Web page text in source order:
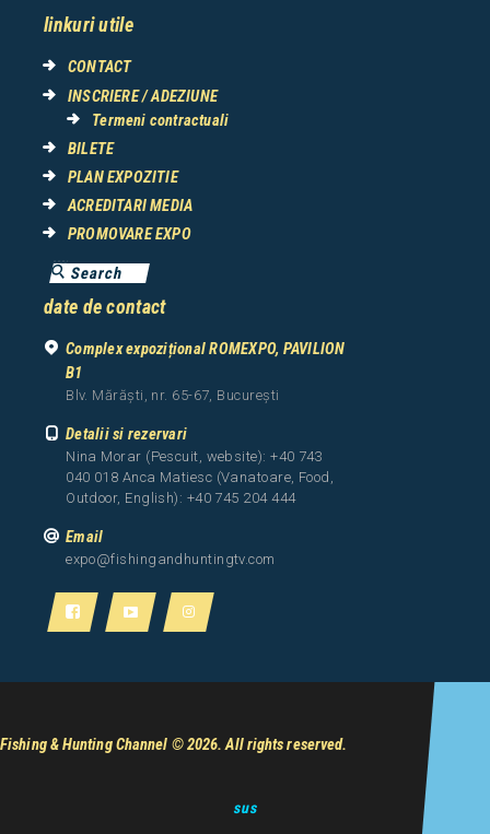
linkuri utile
CONTACT
INSCRIERE / ADEZIUNE
Termeni contractuali
BILETE
PLAN EXPOZITIE
ACREDITARI MEDIA
PROMOVARE EXPO
date de contact
Complex expozițional ROMEXPO, PAVILION
B1
Blv. Mărăști, nr. 65-67, București
Detalii si rezervari
Nina Morar (Pescuit, website): +40 743
040 018 Anca Matiesc (Vanatoare, Food,
Outdoor, English): +40 745 204 444
Email
expo@fishingandhuntingtv.com
Fishing & Hunting Channel © 2026. All rights reserved.
sus